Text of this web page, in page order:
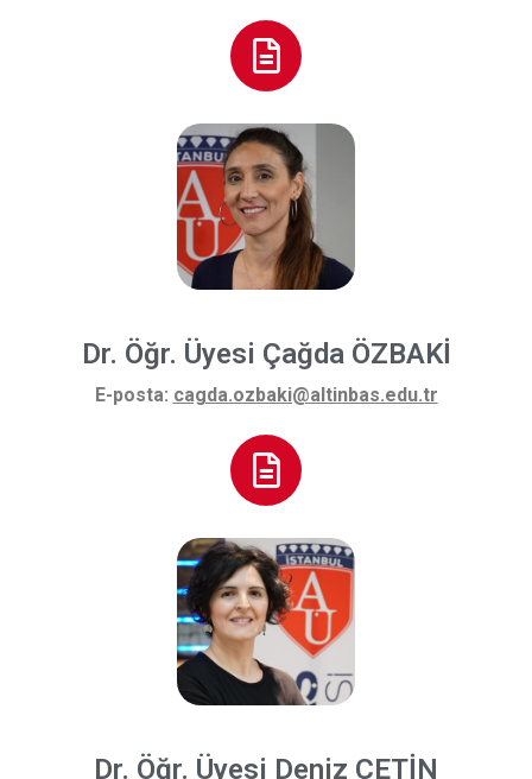
Dr. Öğr. Üyesi Çağda ÖZBAKİ
E-posta: cagda.ozbaki@altinbas.edu.tr
Dr. Öğr. Üyesi Deniz ÇETİN